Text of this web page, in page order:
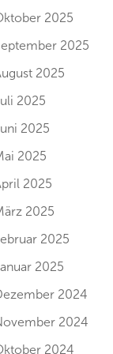
2025
2025
2025
2025
2025
2025
2025
2025
2025
2025
2024
2024
2024